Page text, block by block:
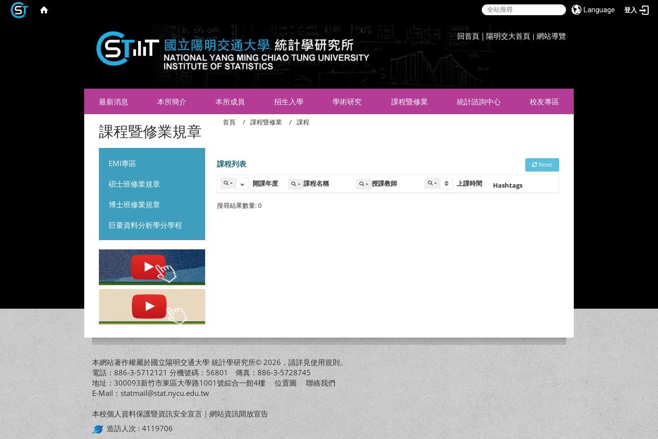
Language 登入
回首頁 | 陽明交大首頁 |網站導覽
最新消息 本所簡介 本所成員 招生入學 學術研究 課程暨修業 統計諮詢中心 校友專區
課程暨修業規章
EMI專區
碩士班修業規章
博士班修業規章
巨量資料分析學分學程
首頁 課程暨修業 課程
課程列表 Reset
開課年度 課程名稱 授課教師 上課時間 Hashtags
搜尋結果數量: 0
本網站著作權屬於國立陽明交通大學 統計學研究所© 2026，請詳見使用規則。
電話：886-3-5712121 分機號碼：56801 傳真：886-3-5728745
地址：300093新竹市東區大學路1001號綜合一館4樓 位置圖
聯絡我們
E-Mail：statmail@stat.nycu.edu.tw
本校個人資料保護暨資訊安全宣言 ｜ 網站資訊開放宣告
造訪人次 : 4119706